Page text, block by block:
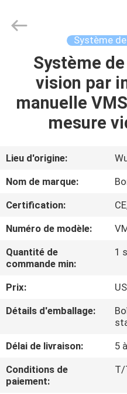
MAISON
PRODUITS
AU
DE
NOUS
VISITE
D'USINE
DE
QUALITÉ
Copyright
Rights
Reserved.
Système
Système
vision par
manuelle
mesure
Lieu d'origine:
Nom de marque:
Certification:
Numéro de modèle:
Quantité de
commande min:
1
Prix:
Détails d'emballage:
Délai de livraison:
5
Conditions de
paiement:
T/